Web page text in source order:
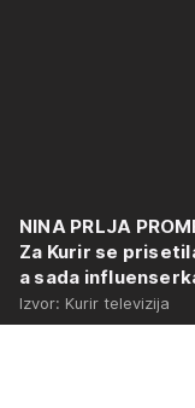
NINA PRLJA
Za Kurir se
a sada
Izvor: Kurir televizija